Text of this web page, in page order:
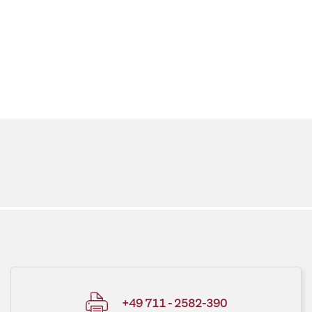
+49 711 - 2582-390